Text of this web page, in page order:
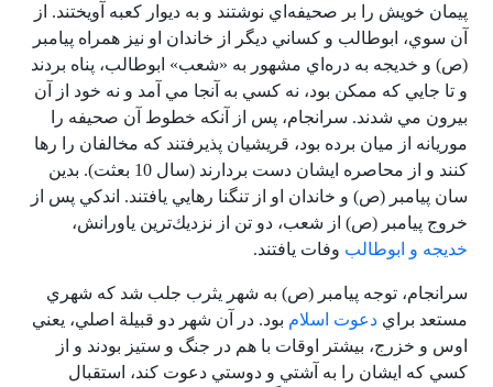
پيمان خويش را بر صحيفه‌اي نوشتند و به ديوار كعبه آويختند. از
آن سوي، ابوطالب و كساني ديگر از خاندان او نيز همراه پيامبر
‌(ص) و خديجه به دره‌اي مشهور به «شعب» ابوطالب، پناه بردند
و تا جايي كه ممكن بود، نه كسي به آنجا مي آمد و نه خود از آن
بيرون مي شدند. سرانجام، پس از آنكه خطوط آن صحيفه را
موريانه از ميان برده بود، قريشيان پذيرفتند كه مخالفان را رها
كنند و از محاصره ايشان دست بردارند (سال 10 بعثت). بدين
سان پيامبر (ص) و خاندان او از تنگنا رهايي يافتند. اندكي پس از
خروج پيامبر (ص) از شعب، دو تن از نزديك‌ترين ياورانش،
خديجه و ابوطالب وفات يافتند.
سرانجام، توجه پيامبر (ص) به شهر يثرب جلب شد كه شهري
مستعد براي دعوت اسلام بود. در آن شهر دو قبيلة اصلي، يعني
اوس و خزرج، بيشتر اوقات با هم در جنگ و ستيز بودند و از
كسي كه ايشان را به آشتي و دوستي دعوت كند، استقبال